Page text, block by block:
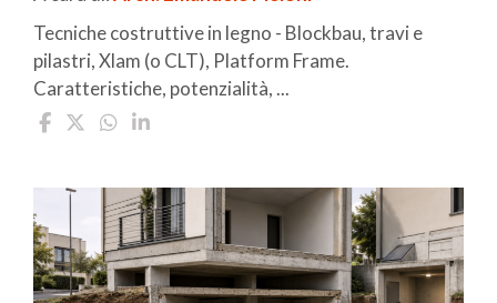
Tecniche costruttive in legno - Blockbau, travi e
pilastri, Xlam (o CLT), Platform Frame.
Caratteristiche, potenzialità, ...